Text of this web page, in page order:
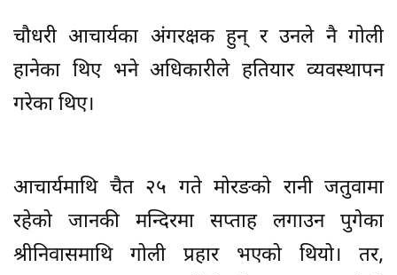
चौधरी आचार्यका अंगरक्षक हुन् र उनले नै गोली
हानेका थिए भने अधिकारीले हतियार व्यवस्थापन
गरेका थिए।
आचार्यमाथि चैत २५ गते मोरङको रानी जतुवामा
रहेको जानकी मन्दिरमा सप्ताह लगाउन पुगेका
श्रीनिवासमाथि गोली प्रहार भएको थियो। तर,